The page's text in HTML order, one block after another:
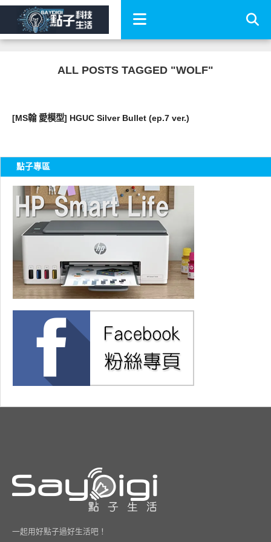
ALL POSTS TAGGED "WOLF"
[MS翰 愛模型] HGUC Silver Bullet (ep.7 ver.)
點子專區
一起用好點子過好生活吧！